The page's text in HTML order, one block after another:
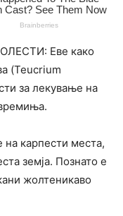
Еве како
(Teucrium
за лекување на
на карпести места,
земја. Познато е
жолтеникаво